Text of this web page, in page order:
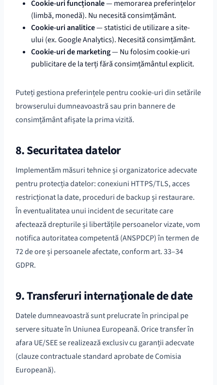
Cookie-uri funcționale— memorarea preferințelor
(limbă, monedă). Nu necesită consimțământ.
Cookie-uri analitice— statistici de utilizare a site-
ului (ex. Google Analytics). Necesită consimțământ.
Cookie-uri de marketing— Nu folosim cookie-uri
publicitare de la terți fără consimțământul explicit.
Puteți gestiona preferințele pentru cookie-uri din setările
browserului dumneavoastră sau prin bannere de
consimțământ afișate la prima vizită.
8. Securitatea datelor
Implementăm măsuri tehnice și organizatorice adecvate
pentru protecția datelor: conexiuni HTTPS/TLS, acces
restricționat la date, proceduri de backup și restaurare.
În eventualitatea unui incident de securitate care
afectează drepturile și libertățile persoanelor vizate, vom
notifica autoritatea competentă (ANSPDCP) în termen de
72 de ore și persoanele afectate, conform art. 33–34
GDPR.
9. Transferuri internaționale de date
Datele dumneavoastră sunt prelucrate în principal pe
servere situate în Uniunea Europeană. Orice transfer în
afara UE/SEE se realizează exclusiv cu garanții adecvate
(clauze contractuale standard aprobate de Comisia
Europeană).